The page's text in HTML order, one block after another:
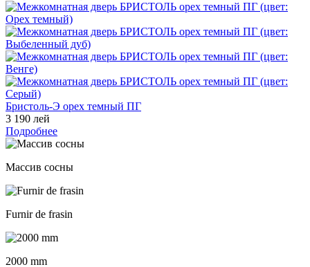
Бристоль-Э орех темный ПГ
3 190 лей
Подробнее
Массив сосны
Furnir de frasin
2000 mm